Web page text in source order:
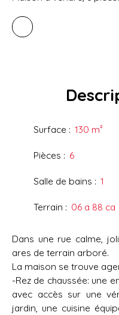
Surface : 130 m²
Pièces : 6
Salle de bains : 1
Terrain : 06 a 88 ca
Dans une rue calme,
ares de terrain arboré.
La maison se trouve
-Rez de chaussée: une
avec accès sur une
jardin, une cuisine